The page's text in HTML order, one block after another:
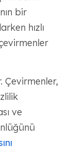
bir
hızlı
Çevirmenler,
ve